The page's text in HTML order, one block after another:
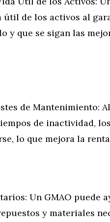
de los activos al
y que se sigan las
de Mantenimiento:
de inactividad,
lo que mejora la
Un GMAO puede
y materiales